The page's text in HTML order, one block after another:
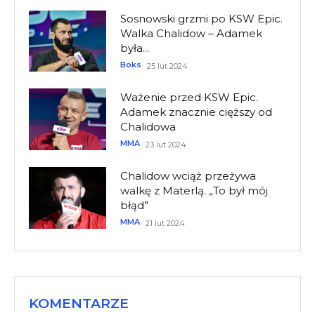
Sosnowski grzmi po KSW Epic.
Walka Chalidow – Adamek
była...
Boks 25 lut 2024
Ważenie przed KSW Epic.
Adamek znacznie cięższy od
Chalidowa
MMA 23 lut 2024
Chalidow wciąż przeżywa
walkę z Materlą. „To był mój
błąd”
MMA 21 lut 2024
KOMENTARZE